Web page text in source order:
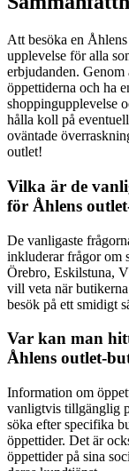
Att besöka en
upplevelse för alla
erbjudanden.
öppettiderna och ha
shoppingupplevelse
hålla koll på
oväntade
outlet!
Vilka är de
för Åhlens
De vanligaste
inkluderar frågor om
Örebro, Eskilstuna,
vill veta när
besök på ett smidigt
Var kan man
Åhlens outlet-
Information om
vanligtvis tillgänglig
söka efter specifika
öppettider. Det är
öppettider på sina